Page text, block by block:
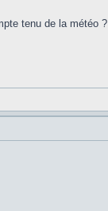
tenu de la météo ?